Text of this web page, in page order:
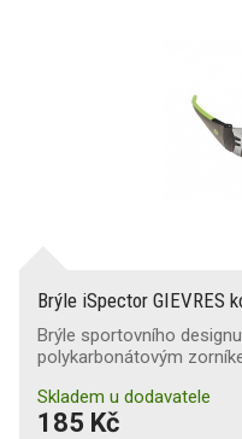
Brýle iSpector GIEVRES
Brýle sportovního
polykarbonátovým
Skladem u dodavatele
185 Kč